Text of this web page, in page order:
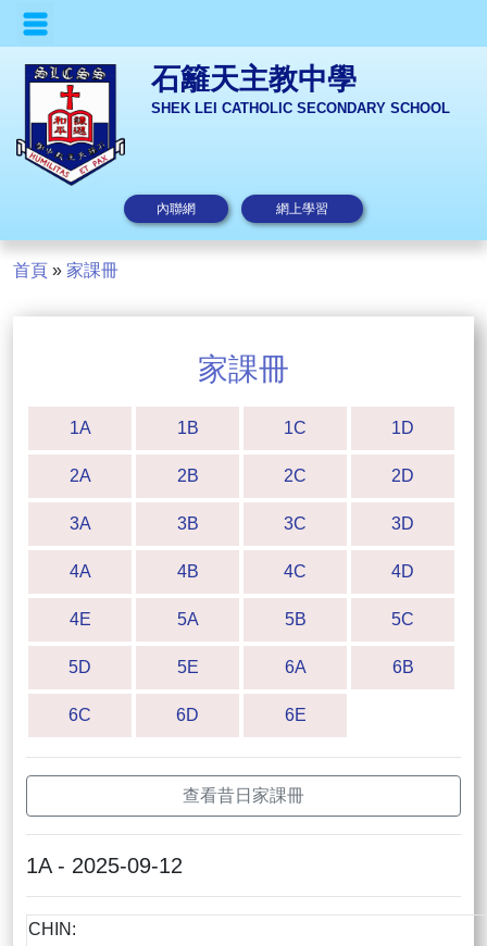
石籬天主教中學
SHEK LEI CATHOLIC SECONDARY SCHOOL
內聯網 網上學習
首頁 » 家課冊
家課冊
1A 1B 1C 1D
2A 2B 2C 2D
3A 3B 3C 3D
4A 4B 4C 4D
4E 5A 5B 5C
5D 5E 6A 6B
6C 6D 6E
查看昔日家課冊
1A - 2025-09-12
CHIN: